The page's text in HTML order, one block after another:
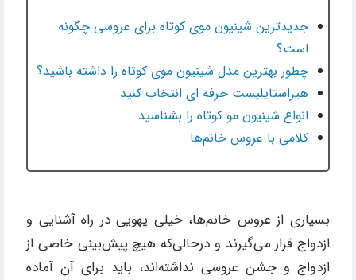
جدیدترین شینیون موی کوتاه برای عروسی چگونه
است؟
چطور بهترین مدل شینیون موی کوتاه را داشته باشید؟
هیراستایلیست حرفه ای انتخاب کنید
انواع شینیون مو کوتاه را بشناسید
کلامی با عروس خانم‌ها
بسیاری از عروس خانم‌ها، خیلی یهویی در راه آشنایی و
ازدواج قرار می‌گیرند و درحالی‌که هیچ پیش‌بینی خاصی از
ازدواج و جشن عروسی نداشته‌اند، باید برای آن آماده